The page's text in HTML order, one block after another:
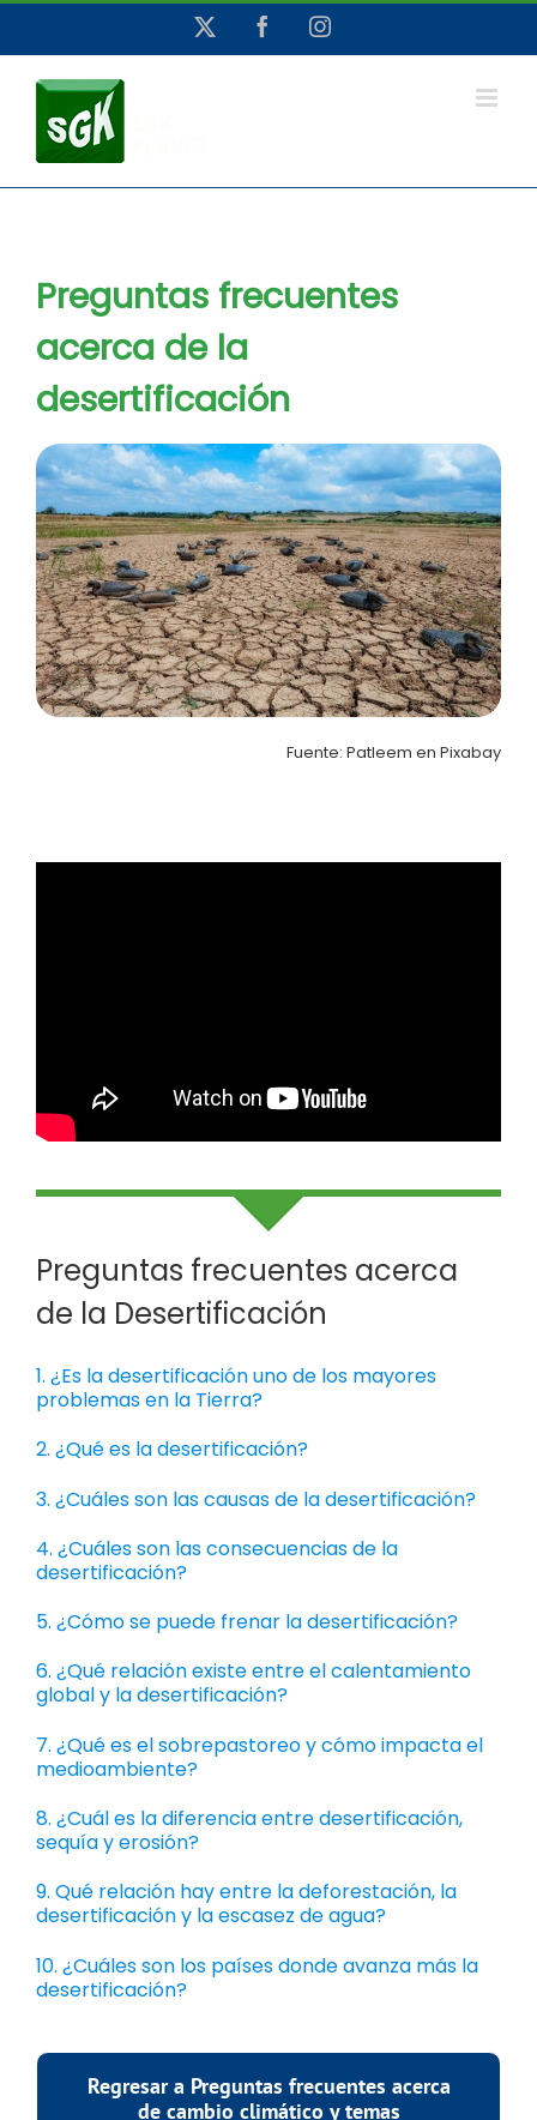
contenido
FacebookInstagram
Preguntas frecuentes
acerca de la
desertificación
Fuente: Patleem en Pixabay
Preguntas frecuentes acerca
de la Desertificación
1. ¿Es la desertificación uno de los mayores
problemas en la Tierra?
2. ¿Qué es la desertificación?
3. ¿Cuáles son las causas de la desertificación?
4. ¿Cuáles son las consecuencias de la
desertificación?
5. ¿Cómo se puede frenar la desertificación?
6. ¿Qué relación existe entre el calentamiento
global y la desertificación?
7. ¿Qué es el sobrepastoreo y cómo impacta el
medioambiente?
8. ¿Cuál es la diferencia entre desertificación,
sequía y erosión?
9. Qué relación hay entre la deforestación, la
desertificación y la escasez de agua?
10. ¿Cuáles son los países donde avanza más la
desertificación?
Regresar a Preguntas frecuentes acerca
de cambio climático y temas